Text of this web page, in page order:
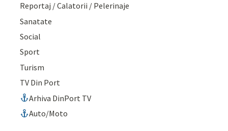
Reportaj / Calatorii / Pelerinaje
Sanatate
Social
Sport
Turism
TV Din Port
Arhiva DinPort TV
Auto/Moto